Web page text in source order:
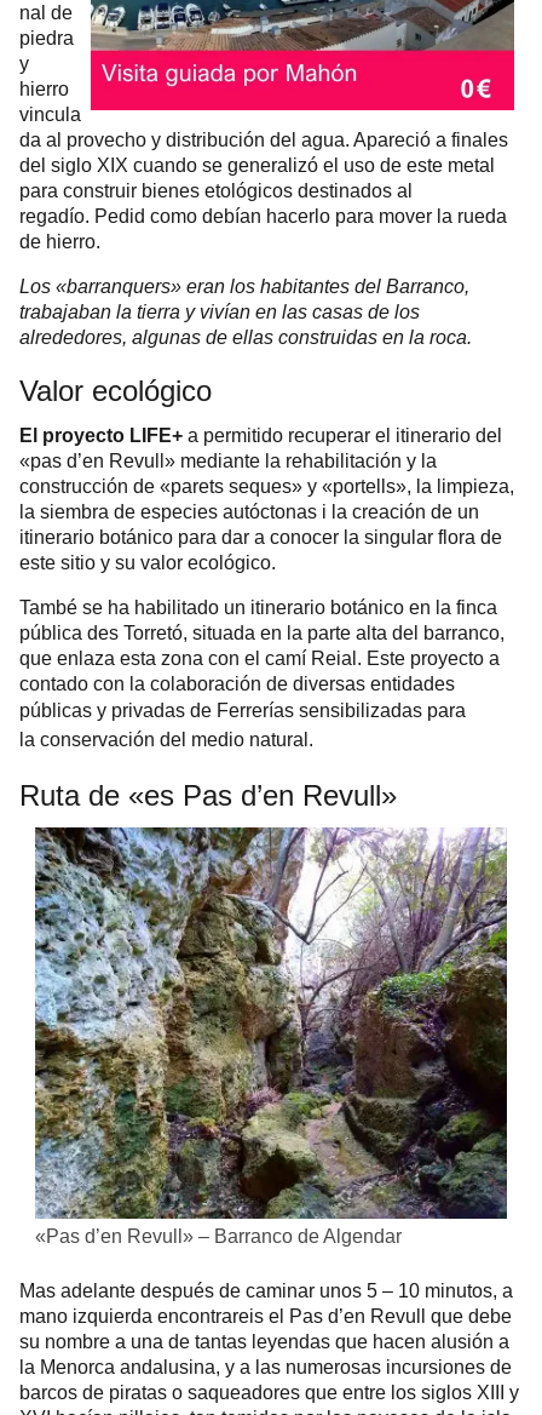
nal de
piedra
y
hierro
vincula
da al provecho y distribución del agua. Apareció a finales
del siglo XIX cuando se generalizó el uso de este metal
para construir bienes etológicos destinados al
regadío. Pedid como debían hacerlo para mover la rueda
de hierro.
Los «barranquers» eran los habitantes del Barranco,
trabajaban la tierra y vivían en las casas de los
alrededores, algunas de ellas construidas en la roca.
Valor ecológico
El proyecto LIFE+ a permitido recuperar el itinerario del
«pas d’en Revull» mediante la rehabilitación y la
construcción de «parets seques» y «portells», la limpieza,
la siembra de especies autóctonas i la creación de un
itinerario botánico para dar a conocer la singular flora de
este sitio y su valor ecológico.
També se ha habilitado un itinerario botánico en la finca
pública des Torretó, situada en la parte alta del barranco,
que enlaza esta zona con el camí Reial. Este proyecto a
contado con la colaboración de diversas entidades
públicas y privadas de Ferrerías sensibilizadas para
la conservación del medio natural.
Ruta de «es Pas d’en Revull»
«Pas d’en Revull» – Barranco de Algendar
Mas adelante después de caminar unos 5 – 10 minutos, a
mano izquierda encontrareis el Pas d’en Revull que debe
su nombre a una de tantas leyendas que hacen alusión a
la Menorca andalusina, y a las numerosas incursiones de
barcos de piratas o saqueadores que entre los siglos XIII y